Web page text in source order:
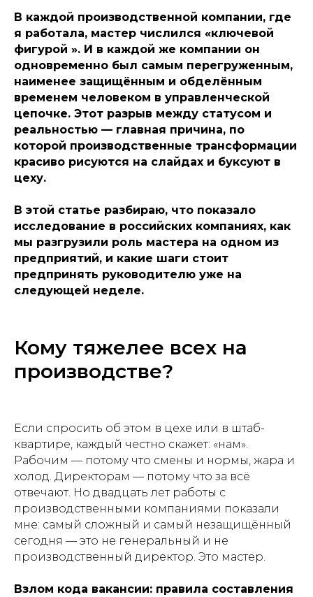
В каждой производственной компании, где
я работала, мастер числился «ключевой
фигурой ». И в каждой же компании он
одновременно был самым перегруженным,
наименее защищённым и обделённым
временем человеком в управленческой
цепочке. Этот разрыв между статусом и
реальностью — главная причина, по
которой производственные трансформации
красиво рисуются на слайдах и буксуют в
цеху.
В этой статье разбираю, что показало
исследование в российских компаниях, как
мы разгрузили роль мастера на одном из
предприятий, и какие шаги стоит
предпринять руководителю уже на
следующей неделе.
Кому тяжелее всех на
производстве?
Если спросить об этом в цехе или в штаб-
квартире, каждый честно скажет: «нам».
Рабочим — потому что смены и нормы, жара и
холод. Директорам — потому что за всё
отвечают. Но двадцать лет работы с
производственными компаниями показали
мне: самый сложный и самый незащищённый
сегодня — это не генеральный и не
производственный директор. Это мастер.
Взлом кода вакансии: правила составления